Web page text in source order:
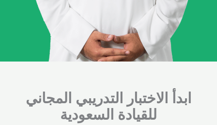
ابدأ الاختبار التدريبي المجاني
للقيادة السعودية